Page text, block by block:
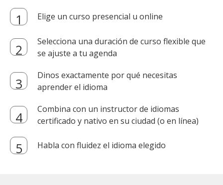
Elige un curso presencial u online
Selecciona una duración de curso flexible que
se ajuste a tu agenda
Dinos exactamente por qué necesitas
aprender el idioma
Combina con un instructor de idiomas
certificado y nativo en su ciudad (o en línea)
Habla con fluidez el idioma elegido